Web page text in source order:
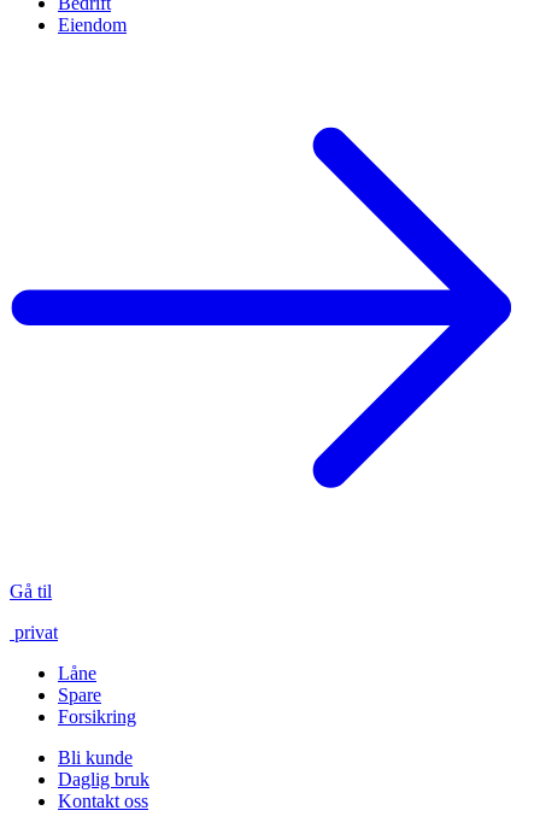
Eiendom
Gå til
privat
Låne
Spare
Forsikring
Bli kunde
Daglig bruk
Kontakt oss